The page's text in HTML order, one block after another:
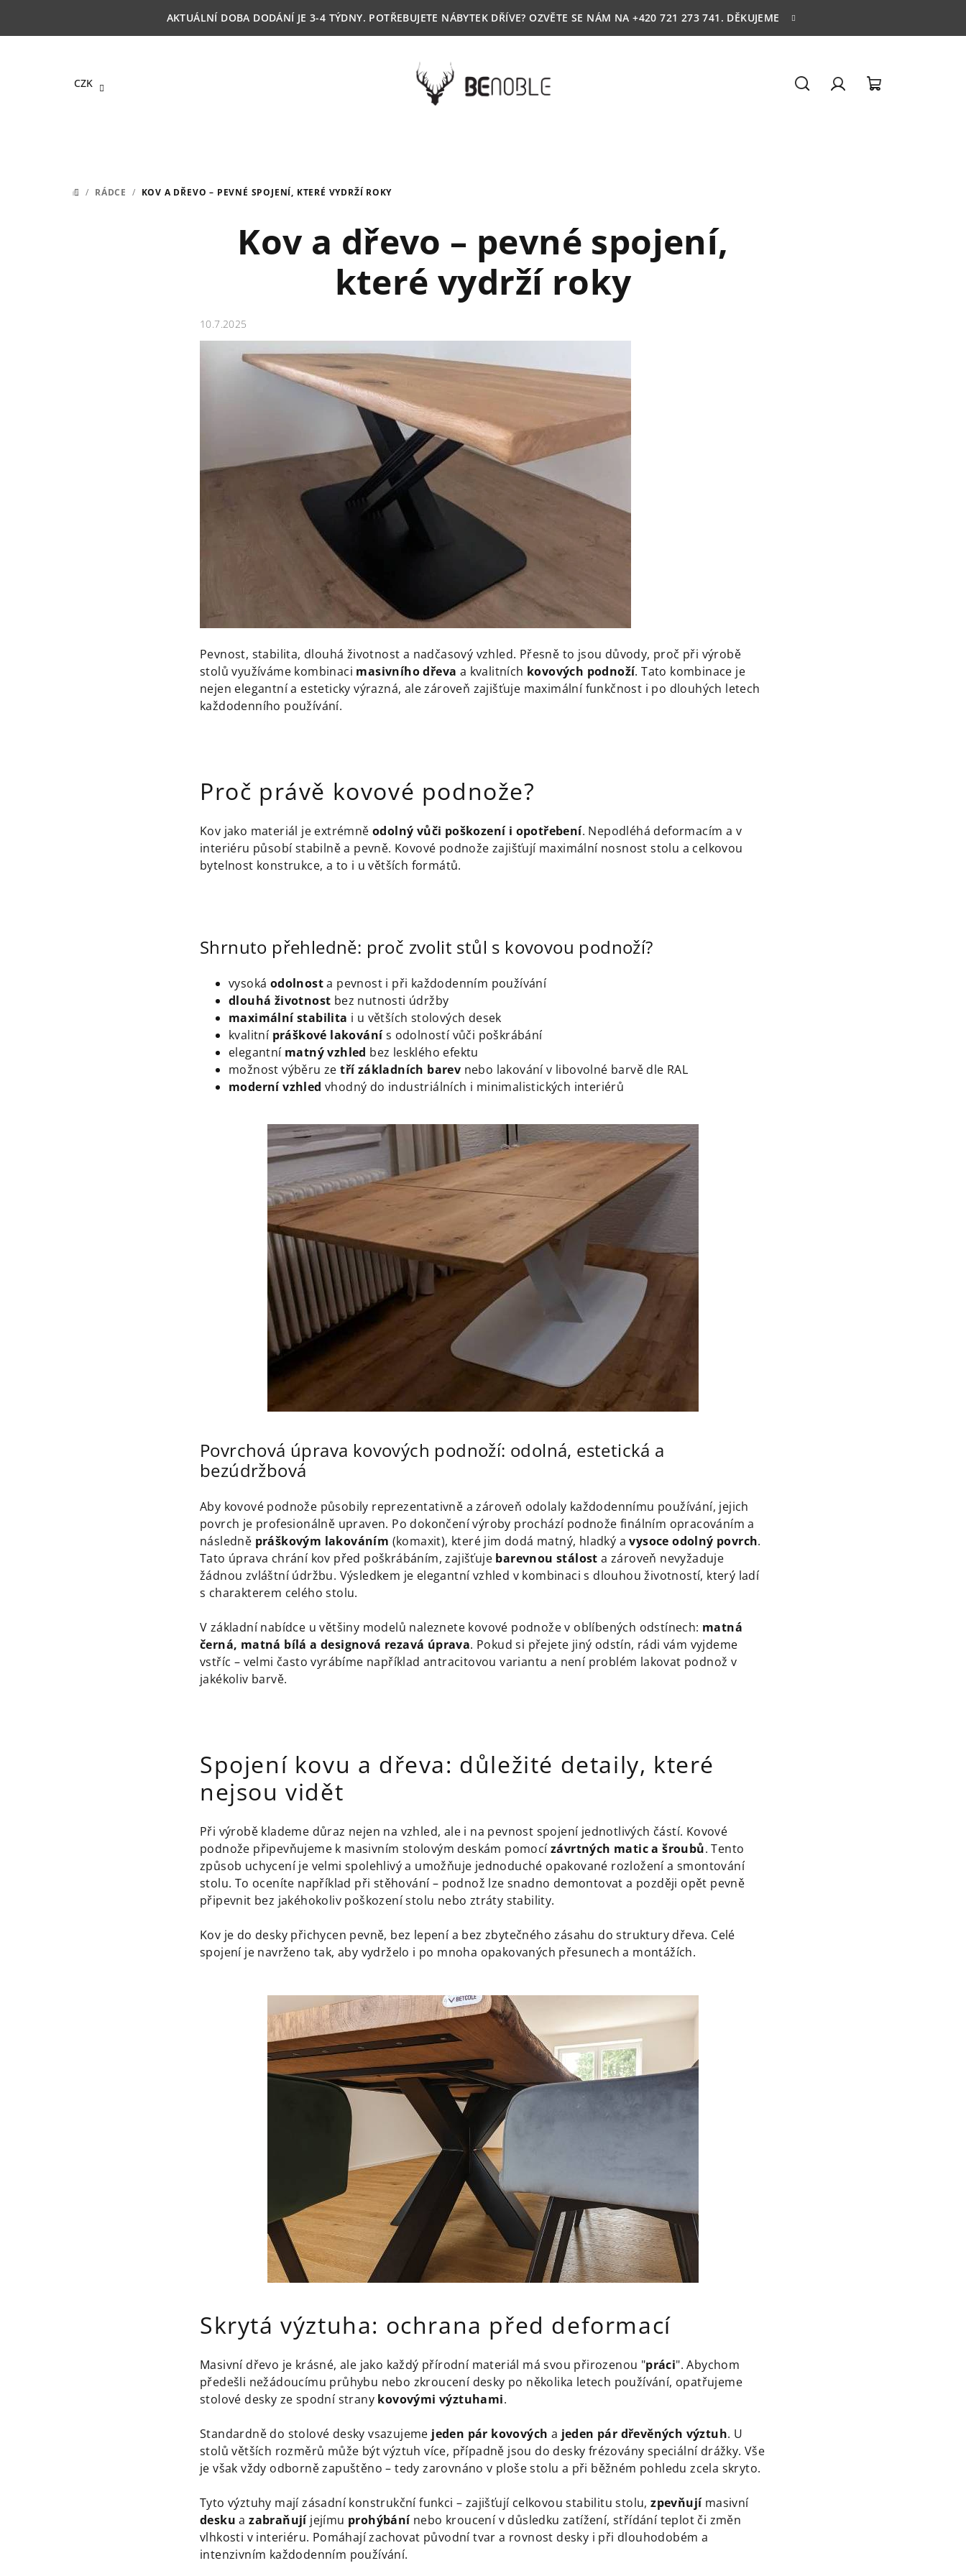
AKTUÁLNÍ DOBA DODÁNÍ JE 3-4 TÝDNY. POTŘEBUJETE NÁBYTEK DŘÍVE? OZVĚTE SE NÁM NA +420 721 273 741. DĚKUJEME
CZK
DOMŮ
/ RÁDCE / KOV A DŘEVO – PEVNÉ SPOJENÍ, KTERÉ VYDRŽÍ ROKY
Kov a dřevo – pevné spojení,
které vydrží roky
10.7.2025
Pevnost, stabilita, dlouhá životnost a nadčasový vzhled. Přesně to jsou důvody, proč při výrobě
stolů využíváme kombinaci masivního dřeva a kvalitních kovových podnoží. Tato kombinace je
nejen elegantní a esteticky výrazná, ale zároveň zajišťuje maximální funkčnost i po dlouhých letech
každodenního používání.
Proč právě kovové podnože?
Kov jako materiál je extrémně odolný vůči poškození i opotřebení. Nepodléhá deformacím a v
interiéru působí stabilně a pevně. Kovové podnože zajišťují maximální nosnost stolu a celkovou
bytelnost konstrukce, a to i u větších formátů.
Shrnuto přehledně: proč zvolit stůl s kovovou podnoží?
vysoká odolnosta pevnost i při každodenním používání
dlouhá životnost bez nutnosti údržby
maximální stabilita i u větších stolových desek
kvalitnípráškové lakovánís odolností vůči poškrábání
elegantní matný vzhled bez lesklého efektu
možnost výběru ze tří základních barev nebo lakování v libovolné barvě dle RAL
moderní vzhled vhodný do industriálních i minimalistických interiérů
Povrchová úprava kovových podnoží: odolná, estetická a
bezúdržbová
Aby kovové podnože působily reprezentativně a zároveň odolaly každodennímu používání, jejich
povrch je profesionálně upraven. Po dokončení výroby prochází podnože finálním opracováním a
následně práškovým lakováním (komaxit), které jim dodá matný, hladký avysoce odolný povrch.
Tato úprava chrání kov před poškrábáním, zajišťuje barevnou stálost a zároveň nevyžaduje
žádnou zvláštní údržbu. Výsledkem je elegantní vzhled v kombinaci s dlouhou životností, který ladí
s charakterem celého stolu.
V základní nabídce u většiny modelů naleznete kovové podnože v oblíbených odstínech: matná
černá, matná bílá a designová rezavá úprava. Pokud si přejete jiný odstín, rádi vám vyjdeme
vstříc – velmi často vyrábíme například antracitovou variantu a není problém lakovat podnož v
jakékoliv barvě.
Spojení kovu a dřeva: důležité detaily, které
nejsou vidět
Při výrobě klademe důraz nejen na vzhled, ale i na pevnost spojení jednotlivých částí. Kovové
podnože připevňujeme k masivním stolovým deskám pomocízávrtných matic a šroubů. Tento
způsob uchycení je velmi spolehlivý a umožňuje jednoduché opakované rozložení a smontování
stolu. To oceníte například při stěhování – podnož lze snadno demontovat a později opět pevně
připevnit bez jakéhokoliv poškození stolu nebo ztráty stability.
Kov je do desky přichycen pevně, bez lepení a bez zbytečného zásahu do struktury dřeva. Celé
spojení je navrženo tak, aby vydrželo i po mnoha opakovaných přesunech a montážích.
Skrytá výztuha: ochrana před deformací
Masivní dřevo je krásné, ale jako každý přírodní materiál má svou přirozenou "práci". Abychom
předešli nežádoucímu průhybu nebo zkroucení desky po několika letech používání, opatřujeme
stolové desky ze spodní strany kovovými výztuhami.
Standardně do stolové desky vsazujeme jeden pár kovových a jeden pár dřevěných výztuh. U
stolů větších rozměrů může být výztuh více, případně jsou do desky frézovány speciální drážky. Vše
je však vždy odborně zapuštěno – tedy zarovnáno v ploše stolu a při běžném pohledu zcela skryto.
Tyto výztuhy mají zásadní konstrukční funkci – zajišťují celkovou stabilitu stolu,zpevňují masivní
deskuazabraňují jejímu prohýbání nebo kroucení v důsledku zatížení, střídání teplot či změn
vlhkosti v interiéru. Pomáhají zachovat původní tvar a rovnost desky i při dlouhodobém a
intenzivním každodenním používání.